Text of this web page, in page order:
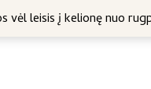
vėl leisis į kelionę nuo